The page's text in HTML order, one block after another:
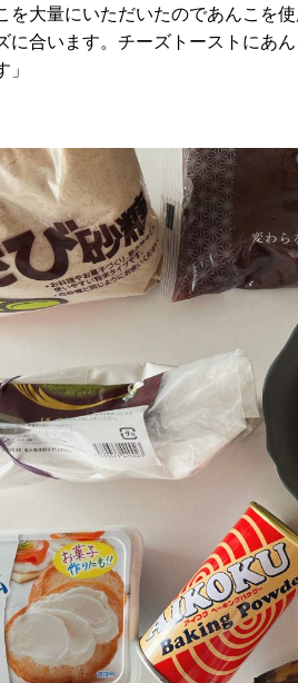
を大量にいただいたのであんこを
に合います。チーズトーストにあ
」